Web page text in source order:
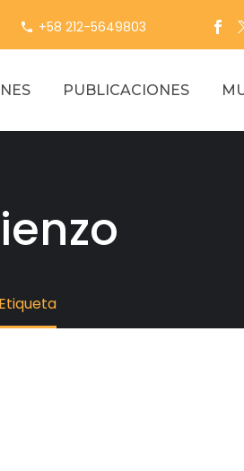
+58 212-5649803
PUBLICACIONES
Etiqueta